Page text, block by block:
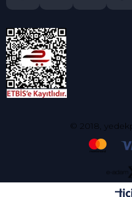
© 2018,